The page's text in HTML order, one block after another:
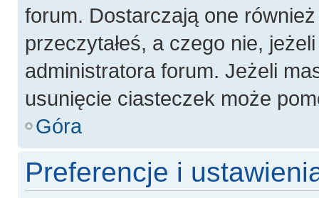
forum. Dostarczają one
przeczytałeś, a czego nie,
administratora forum. Jeżeli
usunięcie ciasteczek może
Góra
Preferencje i